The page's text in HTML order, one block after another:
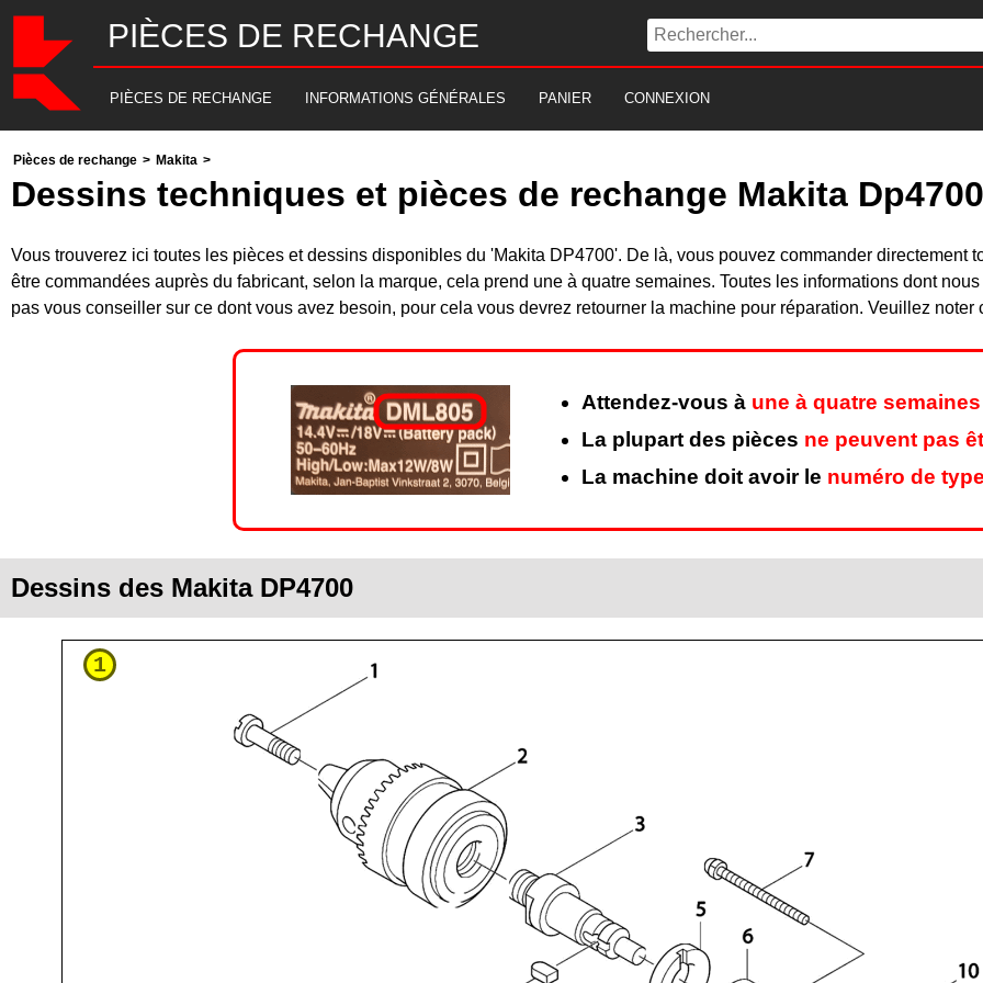
PIÈCES DE RECHANGE
PIÈCES DE RECHANGE INFORMATIONS GÉNÉRALES PANIER CONNEXION
Pièces de rechange > Makita >
Dessins techniques et pièces de rechange Makita Dp4700
Vous trouverez ici toutes les pièces et dessins disponibles du 'Makita DP4700'. De là, vous pouvez commander directement
être commandées auprès du fabricant, selon la marque, cela prend une à quatre semaines. Toutes les informations dont
pas vous conseiller sur ce dont vous avez besoin, pour cela vous devrez retourner la machine pour réparation. Veuillez noter
Attendez-vous à une à quatre semaines
La plupart des pièces ne peuvent pas
La machine doit avoir le numéro de
Dessins des Makita DP4700
1